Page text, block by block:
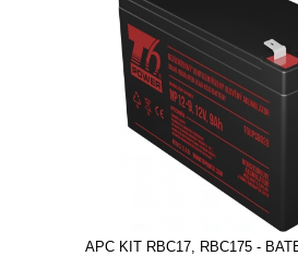
APC KIT RBC17, RBC175 -